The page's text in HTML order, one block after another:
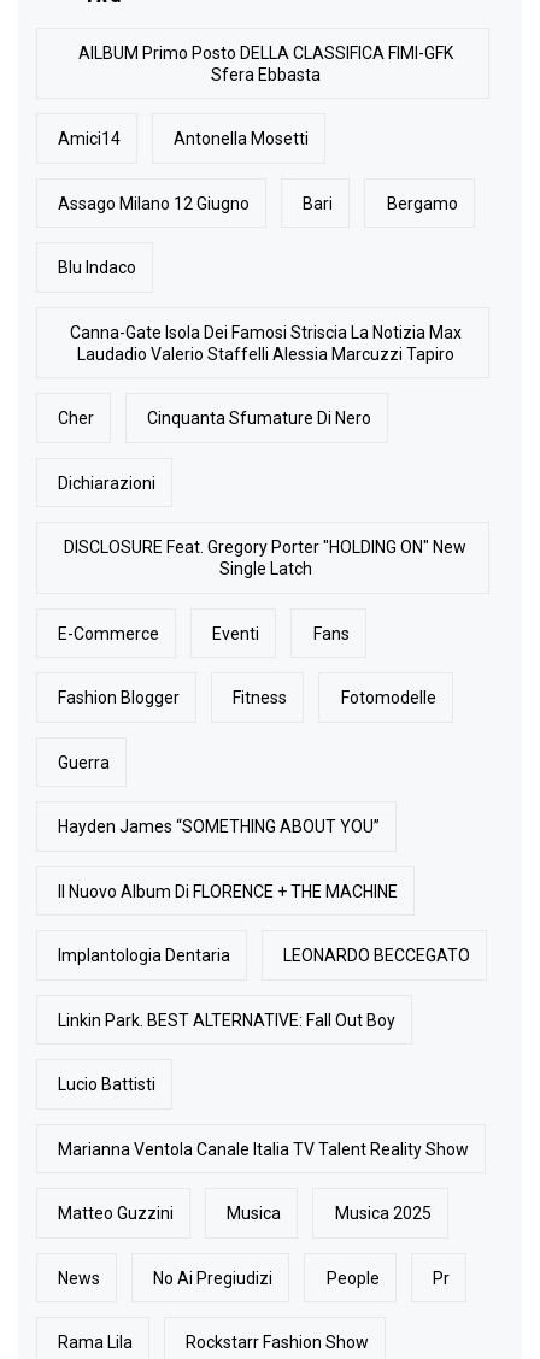
AlLBUM Primo Posto DELLA CLASSIFICA FIMI-GFK
Sfera Ebbasta
Amici14 Antonella Mosetti
Assago Milano 12 Giugno Bari Bergamo
Blu Indaco
Canna-Gate Isola Dei Famosi Striscia La Notizia Max
Laudadio Valerio Staffelli Alessia Marcuzzi Tapiro
Cher Cinquanta Sfumature Di Nero
Dichiarazioni
DISCLOSURE Feat. Gregory Porter "HOLDING ON" New
Single Latch
E-Commerce Eventi Fans
Fashion Blogger Fitness Fotomodelle
Guerra
Hayden James “SOMETHING ABOUT YOU”
Il Nuovo Album Di FLORENCE + THE MACHINE
Implantologia Dentaria LEONARDO BECCEGATO
Linkin Park. BEST ALTERNATIVE: Fall Out Boy
Lucio Battisti
Marianna Ventola Canale Italia TV Talent Reality Show
Matteo Guzzini Musica Musica 2025
News No Ai Pregiudizi People Pr
Rama Lila Rockstarr Fashion Show